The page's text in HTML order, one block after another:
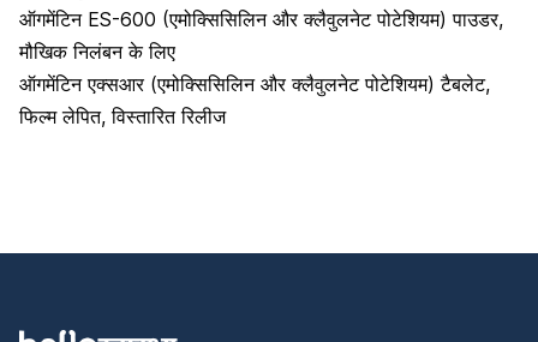
ऑगमेंटिन ES-600 (एमोक्सिसिलिन और क्लैवुलनेट पोटेशियम) पाउडर,
मौखिक निलंबन के लिए
ऑगमेंटिन एक्सआर (एमोक्सिसिलिन और क्लैवुलनेट पोटेशियम) टैबलेट,
फिल्म लेपित, विस्तारित रिलीज